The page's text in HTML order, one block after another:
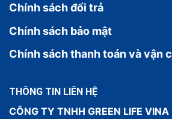
Chính sách đổi trả
Chính sách bảo mật
Chính sách thanh toán và vận
THÔNG TIN LIÊN HỆ
CÔNG TY TNHH GREEN LIFE VINA